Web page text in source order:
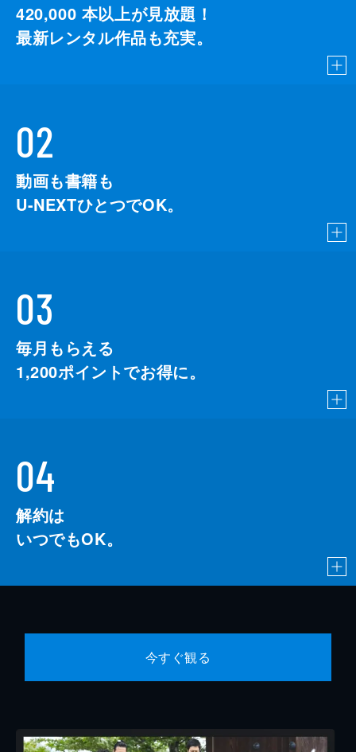
420,000 本以上が見放題！
最新レンタル作品も充実。
02
動画も書籍も
U-NEXTひとつでOK。
03
毎月もらえる
1,200ポイントでお得に。
04
解約は
いつでもOK。
今すぐ観る